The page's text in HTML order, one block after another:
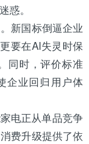
惑。
新国标倒逼企业
要在AI失灵时保
同时，评价标准
企业回归用户体
电正从单品竞争
费升级提供了依